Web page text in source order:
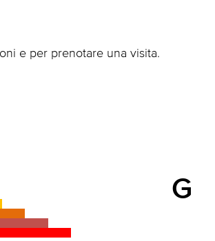
e per prenotare una visita.
G